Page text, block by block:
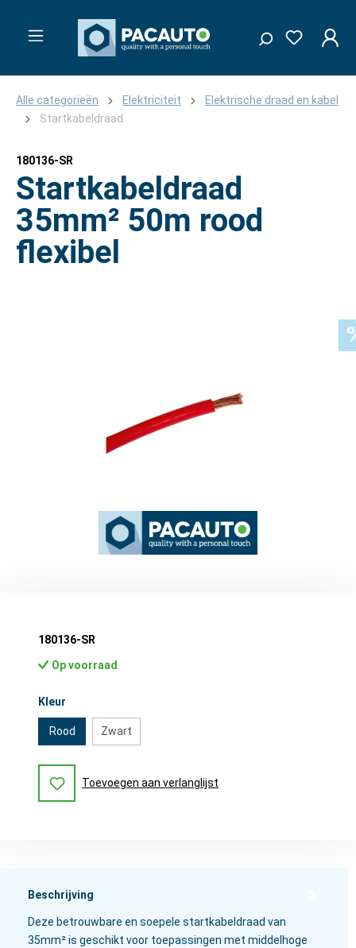
Alle categorieën Elektriciteit
Elektrische draad en kabel
Startkabeldraad
180136-SR
Startkabeldraad
35mm² 50m rood
flexibel
180136-SR
Op voorraad
Selecteer
Kleur
Rood Zwart
Toevoegen aan verlanglijst
Beschrijving
Deze betrouwbare en soepele startkabeldraad van
35mm² is geschikt voor toepassingen met middelhoge